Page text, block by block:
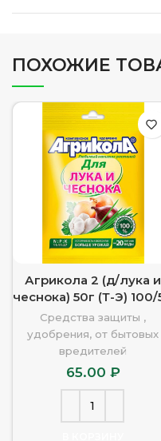
ПОХОЖИЕ
Агрикола 2 (д/лука и
чеснока) 50г (Т-Э) 100/
Средства защиты ,
удобрения, от бытовых
вредителей
65.00 ₽